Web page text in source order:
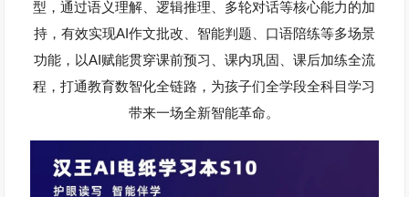
型，通过语义理解、逻辑推理、多轮对话等核心能力的加
持，有效实现AI作文批改、智能判题、口语陪练等多场景
功能，以AI赋能贯穿课前预习、课内巩固、课后加练全流
程，打通教育数智化全链路，为孩子们全学段全科目学习
带来一场全新智能革命。